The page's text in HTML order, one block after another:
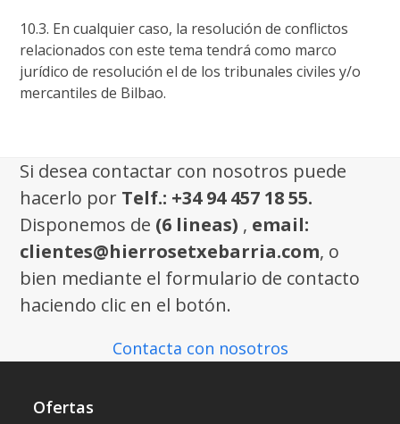
10.3. En cualquier caso, la resolución de conflictos
relacionados con este tema tendrá como marco
jurídico de resolución el de los tribunales civiles y/o
mercantiles de Bilbao.
Si desea contactar con nosotros puede
hacerlo por Telf.: +34 94 457 18 55.
Disponemos de (6 lineas) , email:
clientes@hierrosetxebarria.com, o
bien mediante el formulario de contacto
haciendo clic en el botón.
Contacta con nosotros
Ofertas